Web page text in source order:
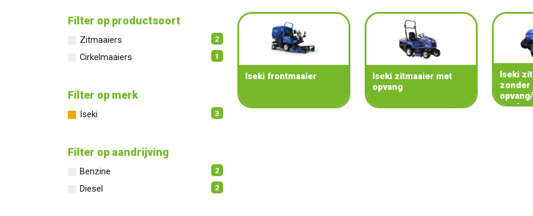
Filter op productsoort
Zitmaaiers 2
Cirkelmaaiers 1
Filter op merk
Iseki 3
Filter op aandrijving
Benzine 2
Diesel 2
Iseki frontmaaier
Iseki zitmaaier met
opvang
Iseki
zonder
maaier